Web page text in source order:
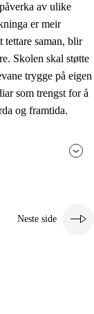
av ulike
er meir
tettare saman, blir
Skolen skal støtte
trygge på eigen
som trengst for å
og framtida.
Neste side